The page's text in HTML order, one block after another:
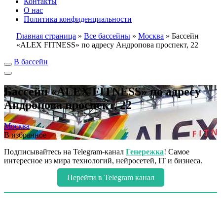
О нас
Политика конфиденциальности
Главная страница » Все бассейны » Москва » Бассейн
«ALEX FITNESS» по адресу Андропова проспект, 22
В бассейн
Бассейн «ALEX FITNESS» по адресу
Андропова проспект, 22
Москва
В избранное
Подписывайтесь на Telegram-канал Генережка! Самое
интересное из мира технологий, нейросетей, IT и бизнеса.
Перейти в Telegram канал